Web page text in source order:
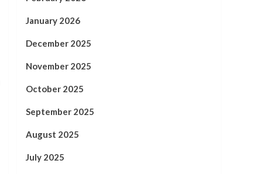
January 2026
December 2025
November 2025
October 2025
September 2025
August 2025
July 2025